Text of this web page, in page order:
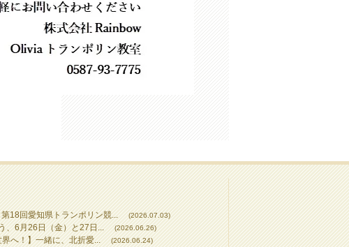
18回愛知県トランポリン競... (2026.07.03)
、6月26日（金）と27日... (2026.06.26)
へ！】一緒に、北折愛... (2026.06.24)